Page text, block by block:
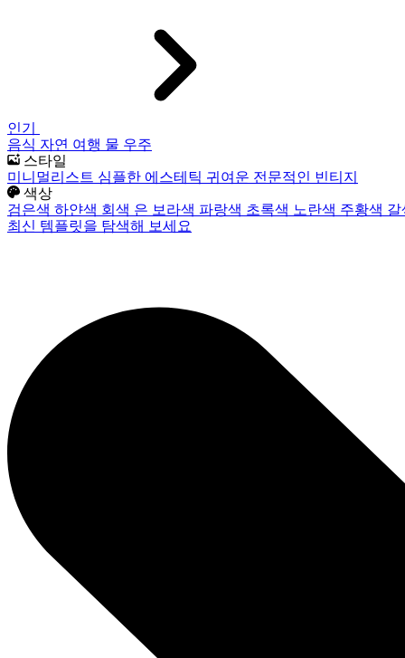
인기
음식 자연 여행 물 우주
스타일
미니멀리스트 심플한 에스테틱 귀여운 전문적인 빈티지
색상
검은색 하얀색 회색 은 보라색 파랑색 초록색 노란색 주황색
최신 템플릿을 탐색해 보세요